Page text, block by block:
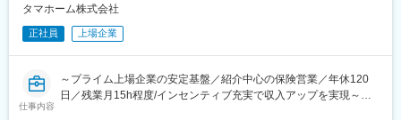
変更の範囲：本文参照
■業務の特徴：
金融部FP担当は住宅購入時に上記の金融サービスの提供を通じ、
お客様へ安心を提供し一生涯のパートナーとしてお客様満足度の
向上を担える大変やりがいのある職種です。火災保険・住宅ロー
ンの実務未経験の方でも、入社後に所定の研修を実施し、専門知
識や営業スキルは習得できるため安心して就業いただけます。FP
担当1人あたり月平均で1回2時間程度の商談機会が20回ほどあり
タマホーム株式会社
正社員 上場企業
仕事内容
～プライム上場企業の安定基盤／紹介中心の保険営業／年休120
日／残業月15h程度/インセンティブ充実で収入アップを実現～